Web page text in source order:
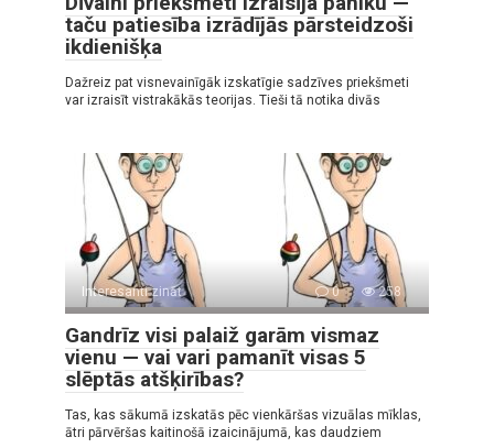
taču patiesība izrādījās pārsteidzoši
ikdienišķa
Dažreiz pat visnevainīgāk izskatīgie sadzīves priekšmeti
var izraisīt vistrakākās teorijas. Tieši tā notika divās
Interesanti zināt 0 258
Gandrīz visi palaiž garām vismaz
vienu — vai vari pamanīt visas 5
slēptās atšķirības?
Tas, kas sākumā izskatās pēc vienkāršas vizuālas mīklas,
ātri pārvēršas kaitinošā izaicinājumā, kas daudziem